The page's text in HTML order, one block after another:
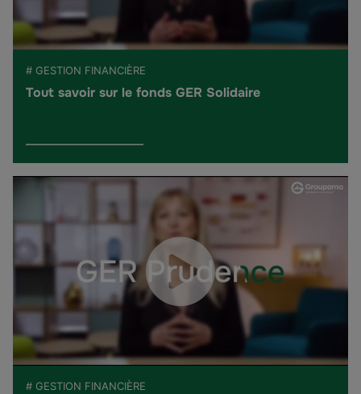
# GESTION FINANCIÈRE
Tout savoir sur le fonds GER Solidaire
# GESTION FINANCIÈRE